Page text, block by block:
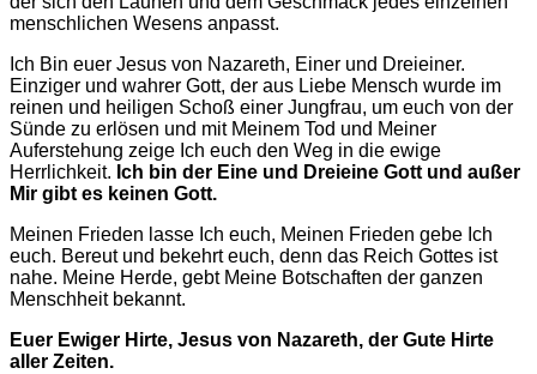
menschlichen Wesens anpasst.
Ich Bin euer Jesus von Nazareth, Einer und Dreieiner.
Einziger und wahrer Gott, der aus Liebe Mensch wurde im
reinen und heiligen Schoß einer Jungfrau, um euch von der
Sünde zu erlösen und mit Meinem Tod und Meiner
Auferstehung zeige Ich euch den Weg in die ewige
Herrlichkeit. Ich bin der Eine und Dreieine Gott und außer
Mir gibt es keinen Gott.
Meinen Frieden lasse Ich euch, Meinen Frieden gebe Ich
euch. Bereut und bekehrt euch, denn das Reich Gottes ist
nahe. Meine Herde, gebt Meine Botschaften der ganzen
Menschheit bekannt.
Euer Ewiger Hirte, Jesus von Nazareth, der Gute Hirte
aller Zeiten.